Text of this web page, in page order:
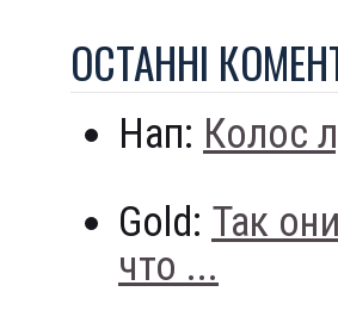
ОСТАННI
Нап: Колос
Gold: Так
что ...